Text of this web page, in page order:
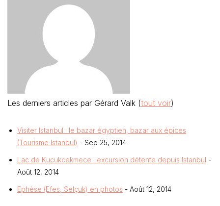
Les derniers articles par Gérard Valk (tout voir)
Visiter Istanbul : le bazar égyptien, bazar aux épices
(Tourisme Istanbul) - Sep 25, 2014
Lac de Kucukcekmece : excursion détente depuis Istanbul -
Août 12, 2014
Ephèse (Efes, Selçuk) en photos - Août 12, 2014